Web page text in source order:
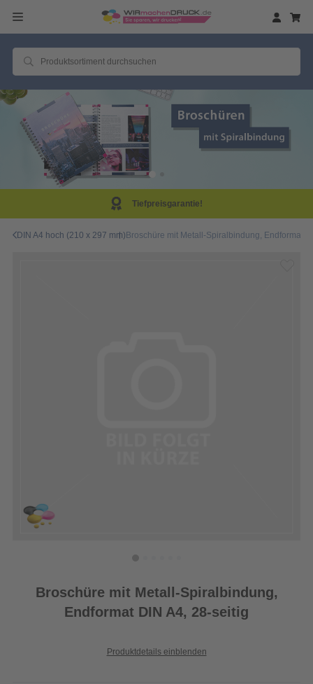
DIN A4 hoch (210 x 297 mm)Broschüre mit Metall-Spiralbindung, Endformat
Broschüre mit Metall-Spiralbindung,
Endformat DIN A4, 28-seitig
Produktdetails einblenden